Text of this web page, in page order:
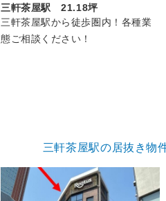
三軒茶屋駅 21.18坪
三軒茶屋駅から徒歩圏内！各種業
態ご相談ください！
三軒茶屋駅の居抜き物